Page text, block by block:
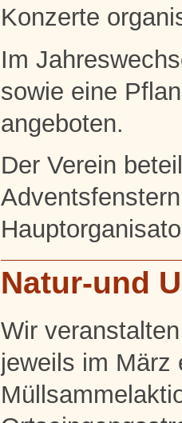
Konzerte
Im
sowie eine
angeboten.
Der Verein
Natur-und
Wir
jeweils im März